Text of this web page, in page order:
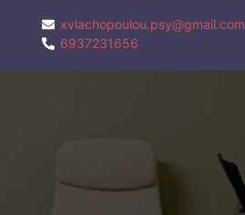
xvlachopoulou.psy@gmail.com
6937231656